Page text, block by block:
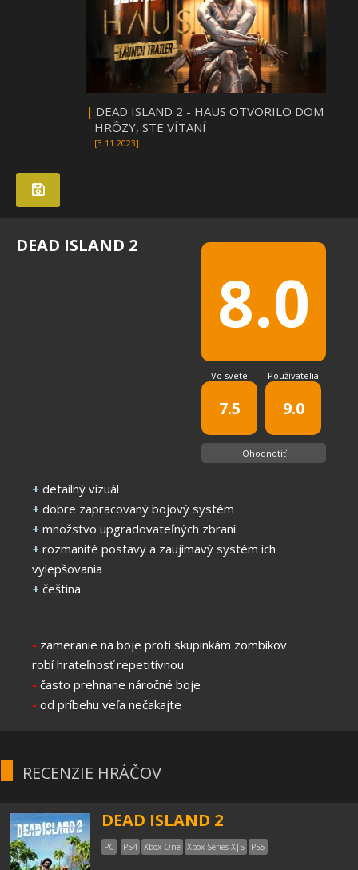
| DEAD ISLAND 2 - HAUS OTVORILO DOM
HRÔZY, STE VÍTANÍ
[3.11.2023]
8.0
Vo svete
7.5
Používatelia
9.0
Ohodnotiť
DEAD ISLAND 2
+ detailný vizuál
+ dobre zapracovaný bojový systém
+ množstvo upgradovateľných zbraní
+ rozmanité postavy a zaujímavý systém ich
vylepšovania
+ čeština
- zameranie na boje proti skupinkám zombíkov
robí hrateľnosť repetitívnou
- často prehnane náročné boje
- od príbehu veľa nečakajte
RECENZIE HRÁČOV
DEAD ISLAND 2
PC PS4 Xbox One Xbox Series X|S PS5